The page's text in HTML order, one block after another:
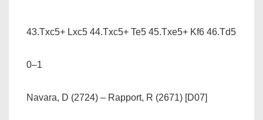
43.Txc5+ Lxc5 44.Txc5+ Te5 45.Txe5+ Kf6 46.Td5
0–1
Navara, D (2724) – Rapport, R (2671) [D07]